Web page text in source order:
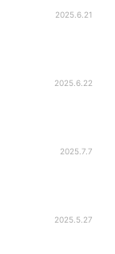
2025.6.21
2025.6.22
2025.7.7
2025.5.27